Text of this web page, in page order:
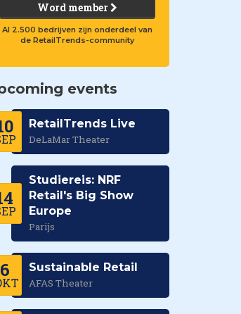
Word member
Al 2.500 bedrijven zijn onderdeel van
de RetailTrends-community
events
RetailTrends Live
DeLaMar Theater
Studiereis: NRF
Retail's Big Show
Europe
Parijs
6 Sustainable Retail
AFAS Theater